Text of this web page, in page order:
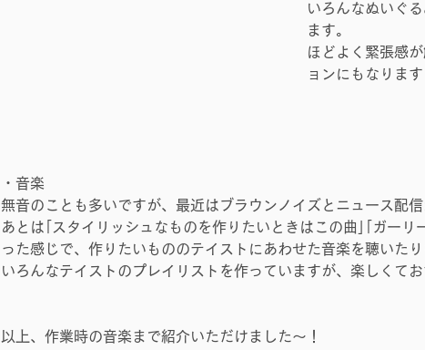
いろんなぬいぐ
ます。
ほどよく緊張感
ョンにもなります
・音楽
無音のことも多いですが、最近はブラウンノイズとニュース配
あとは｢スタイリッシュなものを作りたいときはこの曲｣｢ガーリ
った感じで、作りたいもののテイストにあわせた音楽を聴いたり
いろんなテイストのプレイリストを作っていますが、楽しくてお
以上、作業時の音楽まで紹介いただけました～！